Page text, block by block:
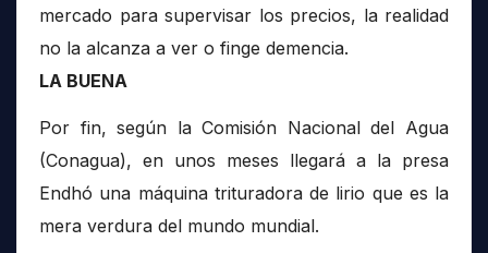
mercado para supervisar los precios, la realidad
no la alcanza a ver o finge demencia.
LA BUENA
Por fin, según la Comisión Nacional del Agua
(Conagua), en unos meses llegará a la presa
Endhó una máquina trituradora de lirio que es la
mera verdura del mundo mundial.